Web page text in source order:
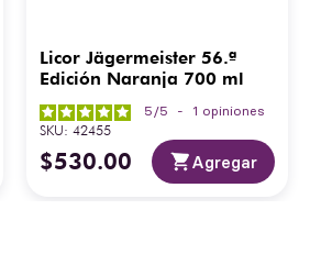
Licor Jägermeister 56.ª
Edición Naranja 700 ml
5/5 - 1 opiniones
SKU:42455
$530.00 Agregar